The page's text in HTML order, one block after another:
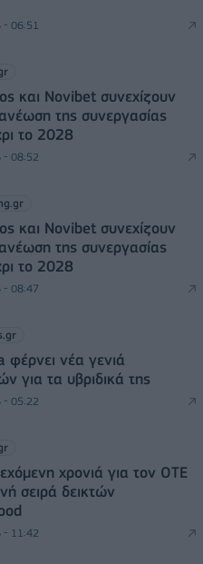
- 06:51
και Novibet συνεχίζουν
της συνεργασίας
το 2028
- 08:52
και Novibet συνεχίζουν
της συνεργασίας
το 2028
- 08:47
φέρνει νέα γενιά
για τα υβριδικά της
- 05:22
χρονιά για τον ΟΤΕ
σειρά δεικτών
- 11:42